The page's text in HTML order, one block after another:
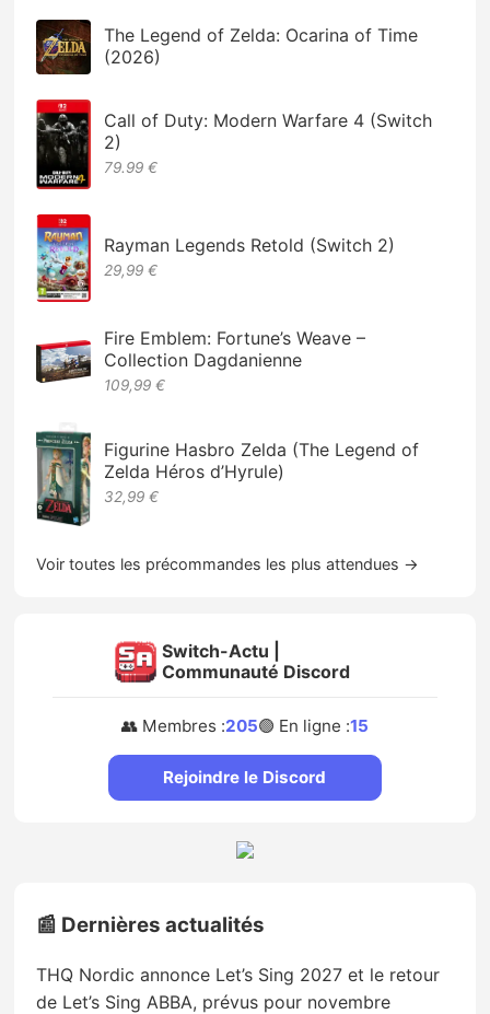
The Legend of Zelda: Ocarina of Time
(2026)
Call of Duty: Modern Warfare 4 (Switch
2)
79.99 €
Rayman Legends Retold (Switch 2)
29,99 €
Fire Emblem: Fortune’s Weave –
Collection Dagdanienne
109,99 €
Figurine Hasbro Zelda (The Legend of
Zelda Héros d’Hyrule)
32,99 €
Voir toutes les précommandes les plus attendues →
Switch-Actu |
Communauté Discord
👥 Membres :205🟢 En ligne :15
Rejoindre le Discord
📰 Dernières actualités
THQ Nordic annonce Let’s Sing 2027 et le retour
de Let’s Sing ABBA, prévus pour novembre